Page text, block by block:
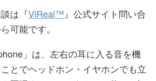
は『ViReal™ 』公式サイト問い合
可能です。
」は、左右の耳に入る音を機
とでヘッドホン・イヤホンでも立